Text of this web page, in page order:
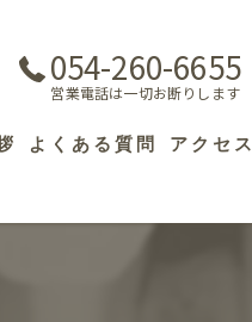
054-260-6655
営業電話は一切お断りします
よくある質問 アクセス